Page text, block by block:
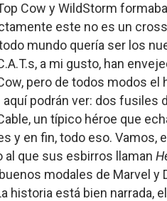
Cow y WildStorm
este no es un
mundo quería ser los
a mi gusto, han
pero de todos modos
aquí podrán ver: dos fusiles
un típico héroe que
y en fin, todo eso. Vamos,
al que sus esbirros llaman
modales de Marvel y
historia está bien narrada,